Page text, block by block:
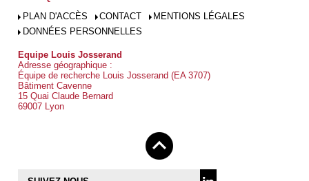
PLAN D'ACCÈS
CONTACT
MENTIONS LÉGALES
DONNÉES PERSONNELLES
Equipe Louis Josserand
Adresse géographique :
Équipe de recherche Louis Josserand (EA 3707)
Bâtiment Cavenne
15 Quai Claude Bernard
69007 Lyon